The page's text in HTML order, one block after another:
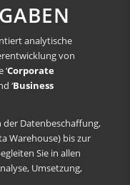
analytische
von
Corporate
‘Business
Datenbeschaffung,
Warehouse) bis zur
Sie in allen
Umsetzung,